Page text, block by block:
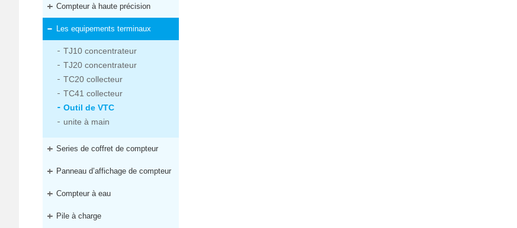
Compteur à haute précision
Les equipements terminaux
TJ10 concentrateur
TJ20 concentrateur
TC20 collecteur
TC41 collecteur
Outil de VTC
unite à main
Series de coffret de compteur
Panneau d’affichage de compteur
Compteur à eau
Pile à charge